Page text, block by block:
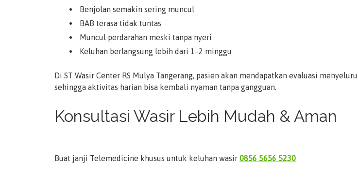
Benjolan semakin sering muncul
BAB terasa tidak tuntas
Muncul perdarahan meski tanpa nyeri
Keluhan berlangsung lebih dari 1–2 minggu
Di ST Wasir Center RS Mulya Tangerang, pasien akan mendapatkan evaluasi
sehingga aktivitas harian bisa kembali nyaman tanpa gangguan.
Konsultasi Wasir Lebih Mudah & Aman
Buat janji Telemedicine khusus untuk keluhan wasir 0856 5656 5230